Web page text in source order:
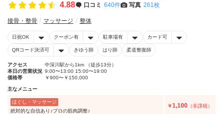
4.88 口コミ 640件 写真 261枚
接骨・整骨 マッサージ 整体
日祝OK クーポン有 駐車場有 カード可
QRコード決済可 きゆう師 はり師 柔道整復師
アクセス
中深川駅から1km （徒歩13分）
本日の営業状況 9:00〜13:00 15:00〜19:00
価格帯
￥900〜￥150,000
主なメニュー
ほぐし・マッサージ
絶対的な自信あり♪プロの筋肉調整♪
￥1,100 （非課税）